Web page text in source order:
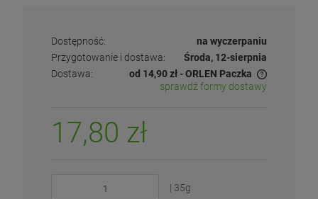
Dostępność:
na wyczerpaniu
Przygotowanie i dostawa:
Środa, 12-sierpnia
Dostawa:
od 14,90 zł- ORLEN Paczka
sprawdź formy dostawy
17,80 zł
| 35g